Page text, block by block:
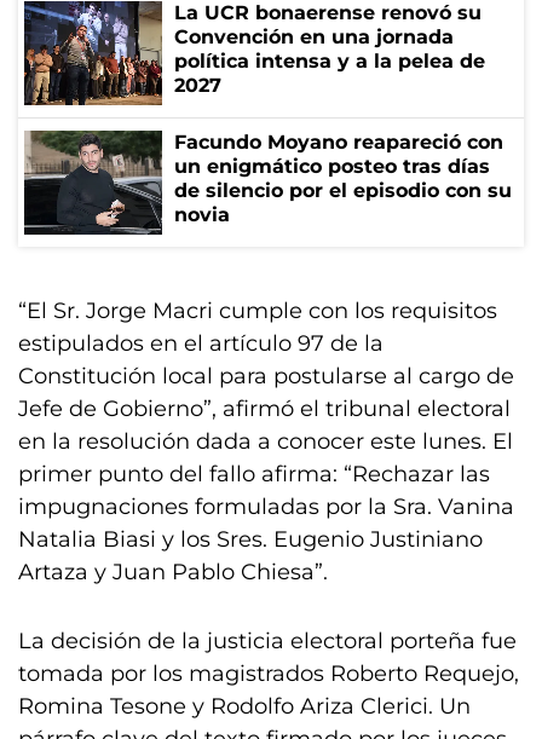
La UCR bonaerense renovó su
Convención en una jornada
política intensa y a la pelea de
2027
Facundo Moyano reapareció con
un enigmático posteo tras días
de silencio por el episodio con su
novia
“El Sr. Jorge Macri cumple con los requisitos
estipulados en el artículo 97 de la
Constitución local para postularse al cargo de
Jefe de Gobierno”, afirmó el tribunal electoral
en la resolución dada a conocer este lunes. El
primer punto del fallo afirma: “Rechazar las
impugnaciones formuladas por la Sra. Vanina
Natalia Biasi y los Sres. Eugenio Justiniano
Artaza y Juan Pablo Chiesa”.
La decisión de la justicia electoral porteña fue
tomada por los magistrados Roberto Requejo,
Romina Tesone y Rodolfo Ariza Clerici. Un